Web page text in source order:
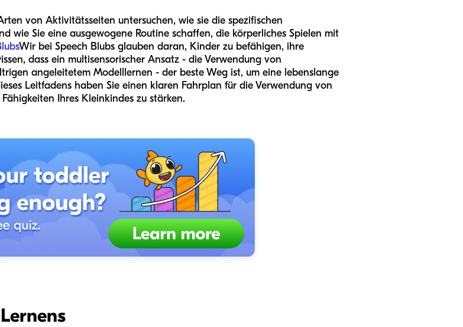
von Aktivitätsseiten untersuchen, wie sie die spezifischen
wie Sie eine ausgewogene Routine schaffen, die körperliches Spielen mit
Wir bei Speech Blubs glauben daran, Kinder zu befähigen, ihre
dass ein multisensorischer Ansatz - die Verwendung von
angeleitetem Modelllernen - der beste Weg ist, um eine lebenslange
Leitfadens haben Sie einen klaren Fahrplan für die Verwendung von
Ihres Kleinkindes zu stärken.